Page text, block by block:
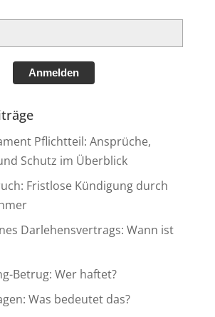
Anmelden
Pflichtteil: Ansprüche,
Schutz im Überblick
Fristlose Kündigung durch
Darlehensvertrags: Wann ist
Betrug: Wer haftet?
Was bedeutet das?